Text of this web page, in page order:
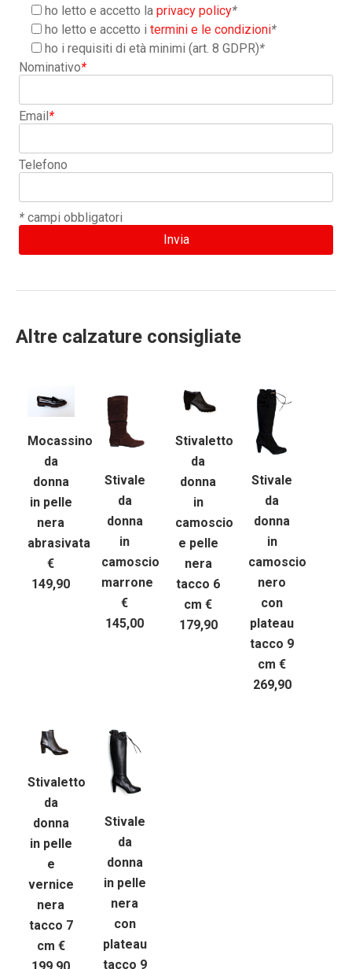
ho letto e accetto laprivacy policy*
ho letto e accetto itermini e le condizioni*
ho i requisiti di età minimi (art. 8 GDPR)*
Nominativo*
Email*
Telefono
* campi obbligatori
Altre calzature consigliate
Mocassino
da
donna
in pelle
nera
abrasivata
€
149,90
Stivale
da
donna
in
camoscio
marrone
€
145,00
Stivaletto
da
donna
in
camoscio
e pelle
nera
tacco 6
cm €
179,90
Stivale
da
donna
in
camoscio
nero
con
plateau
tacco 9
cm €
269,90
Stivaletto
da
donna
in pelle
e
vernice
nera
tacco 7
cm €
Stivale
da
donna
in pelle
nera
con
plateau
tacco 9